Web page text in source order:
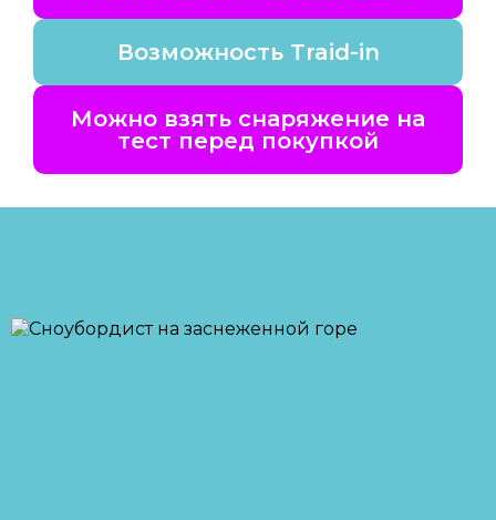
Возможность Traid-in
Можно взять снаряжение на
тест перед покупкой